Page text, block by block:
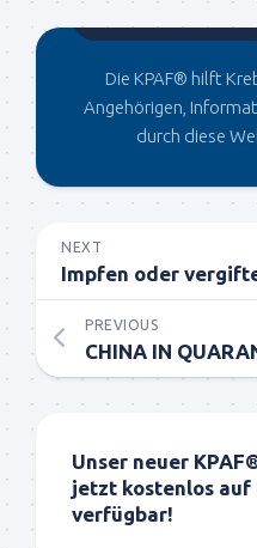
Die KPAF® hilft
Angehörigen,
durch diese
NEXT
Impfen oder
PREVIOUS
CHINA IN
Unser neuer
jetzt kostenlos auf
verfügbar!